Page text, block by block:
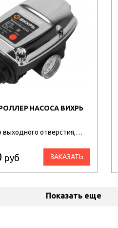
НАСОСА ВИХРЬ
выходного отверстия,…
руб ЗАКАЗАТЬ
Показать еще